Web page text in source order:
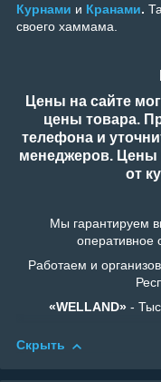
Курнами и Кранами.
своего хаммама.
Цены на сайте
цены товара.
телефона и
менеджеров. Цены
от
Мы гарантируем
оперативное
Работаем и
«WELLAND»-
Скрыть